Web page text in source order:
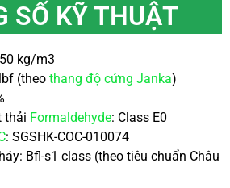
SỐ KỸ THUẬT
kg/m3
(theo thang độ cứng Janka)
thải Formaldehyde: Class E0
: SGSHK-COC-010074
Bfl-s1 class (theo tiêu chuẩn Châu